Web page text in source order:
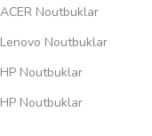
ACER Noutbuklar
Lenovo Noutbuklar
HP Noutbuklar
HP Noutbuklar